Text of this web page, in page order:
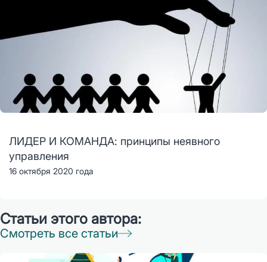
ЛИДЕР И КОМАНДА: принципы неявного
управления
16 октября 2020 года
Статьи этого автора:
Смотреть все статьи